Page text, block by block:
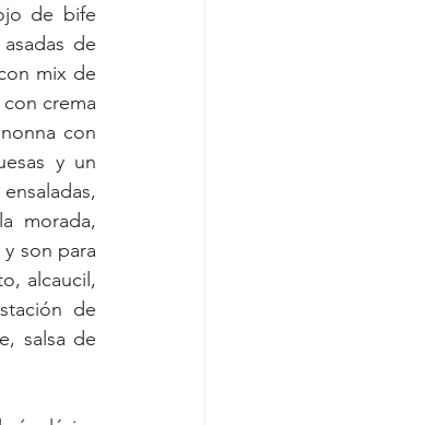
de bife
de
mix de
crema
con
y un
morada,
son para
alcaucil,
de
salsa de